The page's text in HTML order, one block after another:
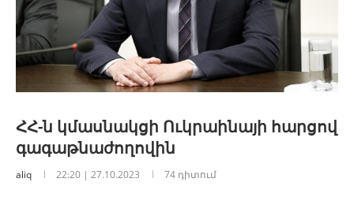
ՀՀ-ն կմասնակցի Ուկրաինայի հարցով
գագաթնաժողովին
aliq 22:20 | 27.10.2023 74 դիտում